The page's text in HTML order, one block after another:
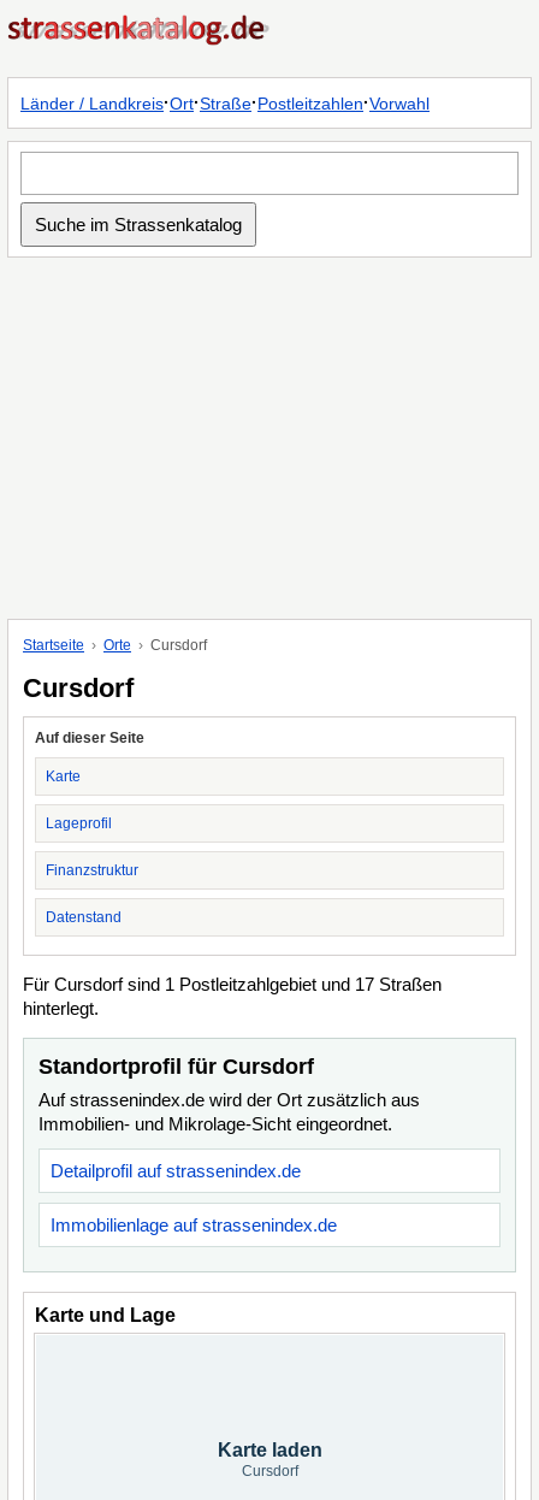
Länder / Landkreis·Ort·Straße·Postleitzahlen·Vorwahl
Startseite Orte Cursdorf
Cursdorf
Auf dieser Seite
Karte
Lageprofil
Finanzstruktur
Datenstand
Für Cursdorf sind 1 Postleitzahlgebiet und 17 Straßen
hinterlegt.
Standortprofil für Cursdorf
Auf strassenindex.de wird der Ort zusätzlich aus
Immobilien- und Mikrolage-Sicht eingeordnet.
Detailprofil auf strassenindex.de
Immobilienlage auf strassenindex.de
Karte und Lage
Karte laden
Cursdorf